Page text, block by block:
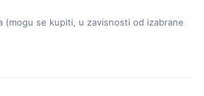
(mogu se kupiti, u zavisnosti od izabrane